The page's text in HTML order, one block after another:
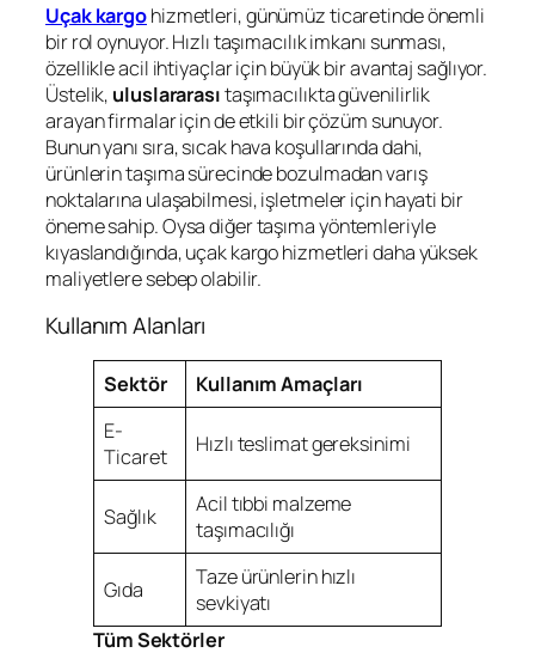
Uçak kargohizmetleri, günümüz ticaretinde önemli
bir rol oynuyor. Hızlı taşımacılık imkanı sunması,
özellikle acil ihtiyaçlar için büyük bir avantaj sağlıyor.
Üstelik, uluslararasıtaşımacılıkta güvenilirlik
arayan firmalar için de etkili bir çözüm sunuyor.
Bunun yanı sıra, sıcak hava koşullarında dahi,
ürünlerin taşıma sürecinde bozulmadan varış
noktalarına ulaşabilmesi, işletmeler için hayati bir
öneme sahip. Oysa diğer taşıma yöntemleriyle
kıyaslandığında, uçak kargo hizmetleri daha yüksek
maliyetlere sebep olabilir.
Kullanım Alanları
Sektör
Kullanım Amaçları
E-
Ticaret
Hızlı teslimat gereksinimi
Sağlık
Acil tıbbi malzeme
taşımacılığı
Gıda
Taze ürünlerin hızlı
sevkiyatı
Tüm Sektörler